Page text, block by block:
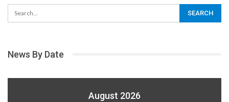
News By Date
August 2026